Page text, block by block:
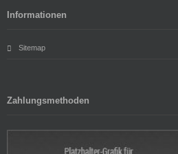
Informationen
Sitemap
Zahlungsmethoden